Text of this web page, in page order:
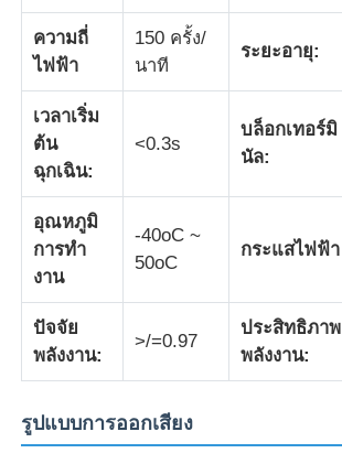
กล่องกันระเบิด
สวิตช์ป้องกันการระเบิด
กรดสายไฟที่ป้องกันระเบิด
ปลั๊กและซ็อกเก็ตป้องกันการระเบิด
ความถี่
ไฟฟ้า
150 ครั้ง/
นาที
ระยะอายุ:
เวลาเริ่ม
ต้น
ฉุกเฉิน:
<0.3s
บล็อกเทอร์มิ
นัล:
อุณหภูมิ
การทํา
งาน
-40oC ~
50oC
กระแสไฟฟ้า
ปัจจัย
พลังงาน:
>/=0.97
ประสิทธิภาพ
พลังงาน:
รูปแบบการออกเสียง